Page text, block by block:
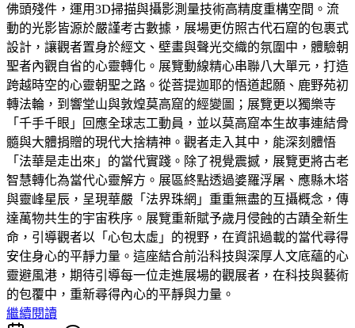
佛頭殘件，運用3D掃描與攝影測量技術高精度重構空間。流
動的光影皆源於嚴謹考古數據，展場更仿照古代石窟的包裹式
設計，讓觀者置身於經文、壁畫與聲光交織的氛圍中，體驗朝
聖者內觀自省的心靈轉化。展覽動線精心串聯八大單元，打造
跨越時空的心靈朝聖之路。從菩提迦耶的悟道起願、鹿野苑初
轉法輪，到響堂山與敦煌莫高窟的經變圖；展覽更以獨樂寺
「千手千眼」回應全球志工動員，並以莫高窟本生故事連結骨
髓與大體捐贈的現代大捨精神。觀者走入其中，能深刻體悟
「法華是走出來」的當代實踐。除了視覺震撼，展覽更將古老
智慧轉化為當代心靈解方。展區終點透過婆羅浮屠、應縣木塔
與靈峰星辰，呈現華嚴「法界珠網」重重無盡的互攝概念，傳
達萬物共生的宇宙秩序。展覽重新賦予歲月侵蝕的古蹟全新生
命，引導觀者以「心包太虛」的視野，在資訊過載的當代尋得
安住身心的平靜力量。這座結合前沿科技與深厚人文底蘊的心
靈避風港，期待引導每一位走進展場的觀展者，在科技與藝術
的包覆中，重新尋得內心的平靜與力量。
繼續閱讀